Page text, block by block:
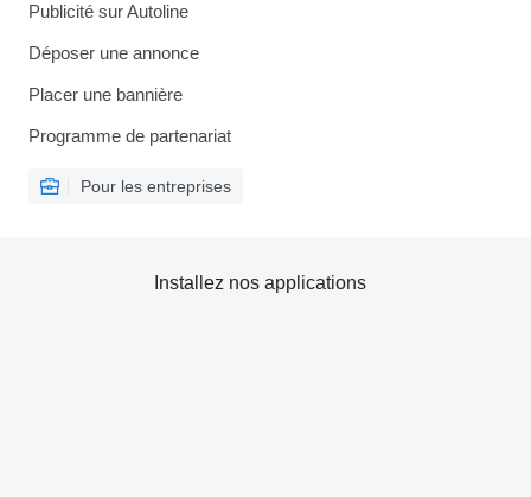
Publicité sur Autoline
Déposer une annonce
Placer une bannière
Programme de partenariat
Pour les entreprises
Installez nos applications